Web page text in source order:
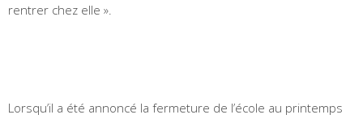
rentrer chez elle ».
Lorsqu’il a été annoncé la fermeture de l’école au printemps